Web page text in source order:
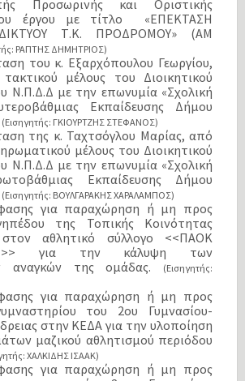
Προσωρινής και Οριστικής
έργου με τίτλο «ΕΠΕΚΤΑΣΗ
Τ.Κ. ΠΡΟΔΡΟΜΟΥ» (ΑΜ
ΡΑΠΤΗΣ ΔΗΜΗΤΡΙΟΣ)
του κ. Εξαρχόπουλου Γεωργίου,
μέλους του Διοικητικού
Ν.Π.Δ.Δ με την επωνυμία «Σχολική
Εκπαίδευσης Δήμου
(Εισηγητής: ΓΚΙΟΥΡΤΖΗΣ ΣΤΕΦΑΝΟΣ)
της κ. Ταχτσόγλου Μαρίας, από
μέλους του Διοικητικού
Ν.Π.Δ.Δ με την επωνυμία «Σχολική
Εκπαίδευσης Δήμου
(Εισηγητής: ΒΟΥΛΓΑΡΑΚΗΣ ΧΑΡΑΛΑΜΠΟΣ)
για παραχώρηση ή μη προς
της Τοπικής Κοινότητας
στον αθλητικό σύλλογο <<ΠΑΟΚ
για την κάλυψη των
αναγκών της ομάδας.
(Εισηγητής:
για παραχώρηση ή μη προς
του 2ου Γυμνασίου-
στην ΚΕΔΑ για την υλοποίηση
μαζικού αθλητισμού περιόδου
ΧΑΛΚΙΔΗΣ ΙΣΑΑΚ)
για παραχώρηση ή μη προς